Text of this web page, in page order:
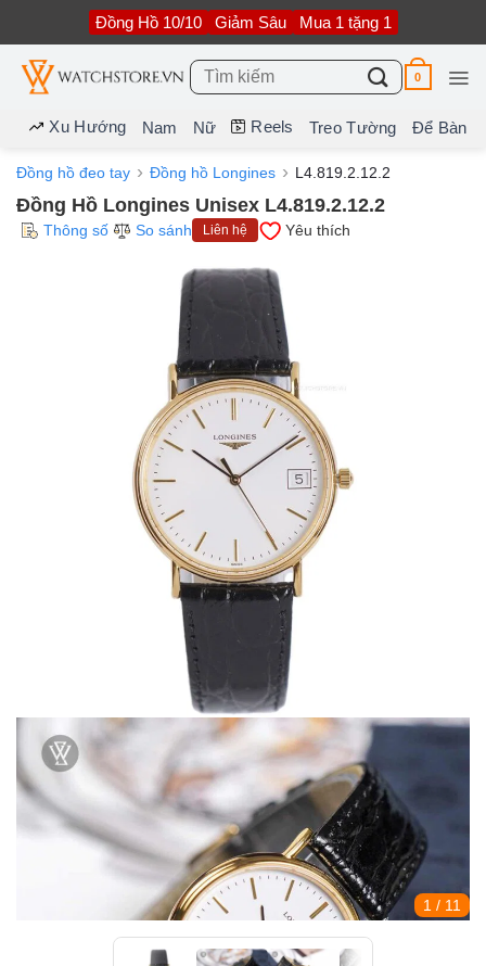
nội
dung
Đồng Hồ 10/10 Giảm Sâu Mua 1 tặng 1
Tìm
kiếm:
0
Xu Hướng Nam Nữ Reels Treo Tường Để Bàn
Đồng hồ đeo tay Đồng hồ Longines L4.819.2.12.2
Đồng Hồ Longines Unisex L4.819.2.12.2
Thông số So sánh Liên hệ Yêu thích
1 / 11